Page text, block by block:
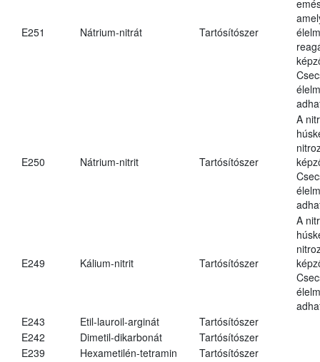
E251 Nátrium-nitrát Tartósítószer
E250 Nátrium-nitrit Tartósítószer
A
E249 Kálium-nitrit Tartósítószer
A
E243
Etil-lauroil-arginát
Tartósítószer
E242
Dimetil-dikarbonát
Tartósítószer
E239
Hexametilén-tetramin
Tartósítószer